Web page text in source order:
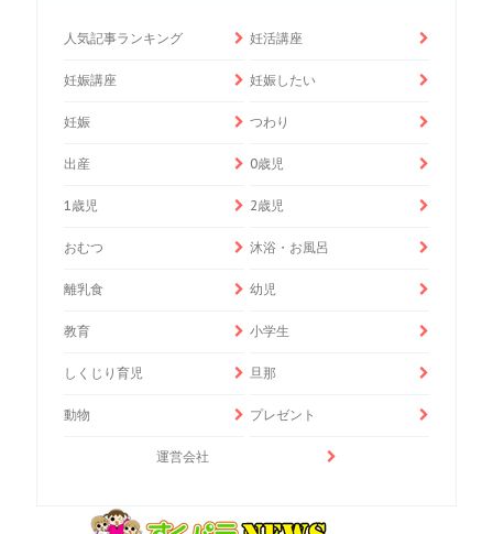
人気記事ランキング 妊活講座
妊娠講座 妊娠したい
妊娠 つわり
出産 0歳児
1歳児 2歳児
おむつ 沐浴・お風呂
離乳食 幼児
教育 小学生
しくじり育児 旦那
動物 プレゼント
運営会社